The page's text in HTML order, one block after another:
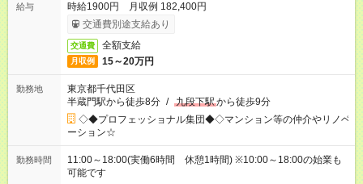
給与
時給1900円 月収例 182,400円
交通費別途支給あり
交通費 全額支給
月収例 15～20万円
勤務地
東京都千代田区
半蔵門駅から徒歩8分 / 九段下駅から徒歩9分
◇◆プロフェッショナル集団◆◇マンション等の仲介やリノベ
ーション☆
勤務時間
11:00～18:00(実働6時間 休憩1時間) ※10:00～18:00の始業も
可能です